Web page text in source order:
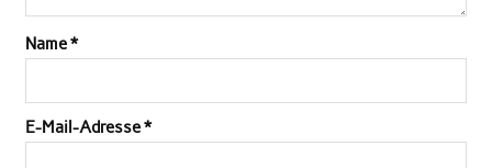
Name*
E-Mail-Adresse*